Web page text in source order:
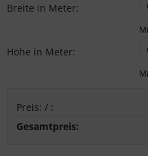
Breite in Meter:
Höhe in Meter:
Preis: / :
Gesamtpreis: